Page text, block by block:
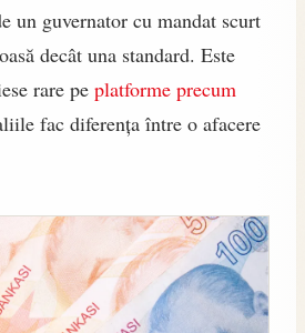
un guvernator cu mandat scurt
decât una standard. Este
rare pe platforme precum
fac diferența între o afacere